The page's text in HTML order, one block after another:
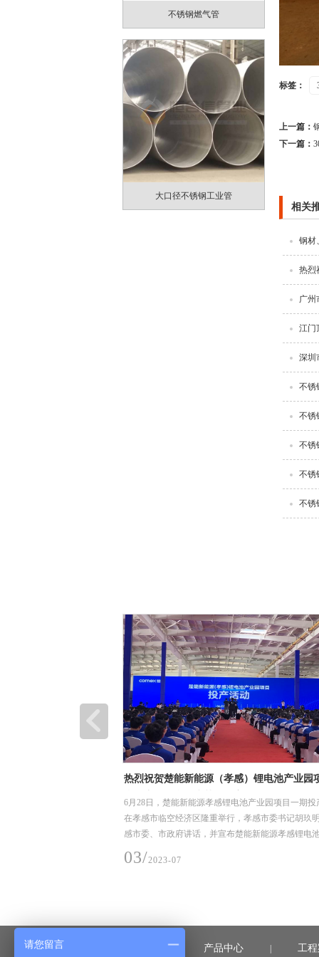
不锈钢燃气管
大口径不锈钢工业管
标签：
上一篇：
下一篇：
相关
钢材
热烈
广州
江门
深圳
不锈
不锈
不锈
不锈
不锈
热烈祝贺楚能新能源（孝感）锂电池产业园
道系统产品
6月28日，楚能新能源孝感锂电池产业园项目一期投
在孝感市临空经济区隆重举行，孝感市委书记胡玖
感市委、市政府讲话，并宣布楚能新能源孝感锂电
03/2023-07
| 产品中心 | 工
请您留言